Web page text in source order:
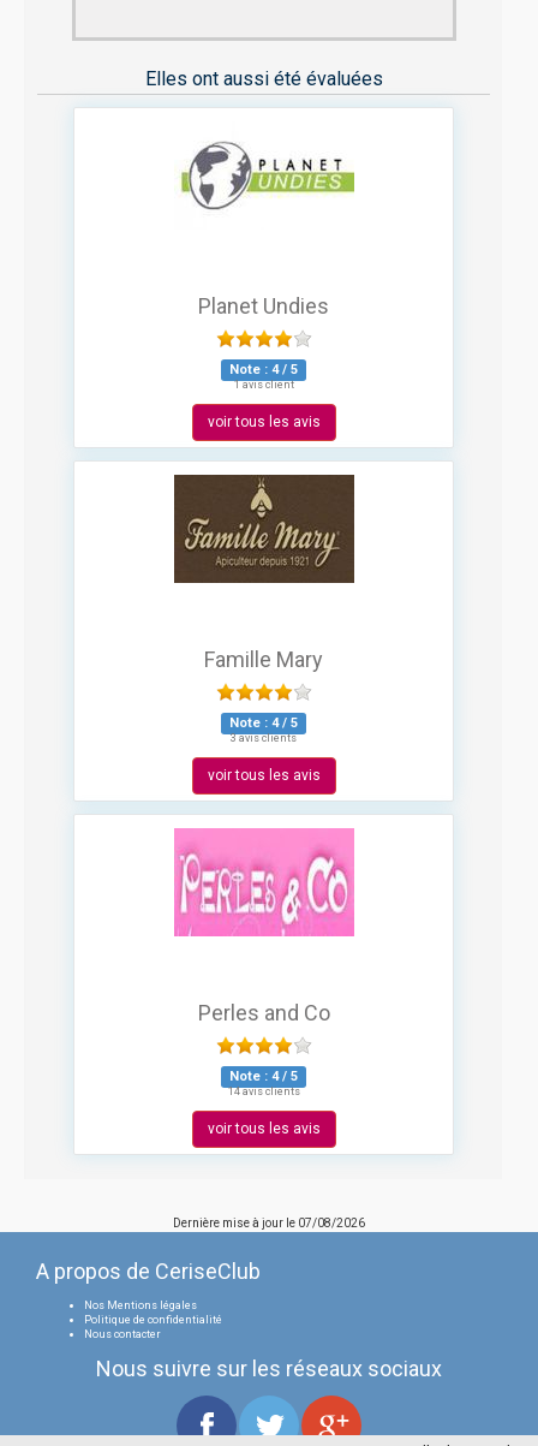
Elles ont aussi été évaluées
Planet Undies
Note : 4/ 5
1 avis client
voir tous les avis
Famille Mary
Note : 4/ 5
3 avis clients
voir tous les avis
Perles and Co
Note : 4/ 5
14 avis clients
voir tous les avis
Dernière mise à jour le 07/08/2026
A propos de CeriseClub
Nos Mentions légales
Politique de confidentialité
Nous contacter
Nous suivre sur les réseaux sociaux